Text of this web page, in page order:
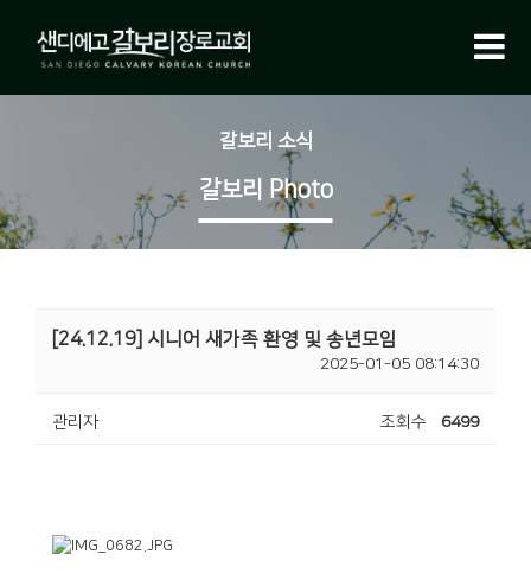
갈보리 소식
갈보리 Photo
[24.12.19] 시니어 새가족 환영 및 송년모임
2025-01-05 08:14:30
관리자 조회수 6499